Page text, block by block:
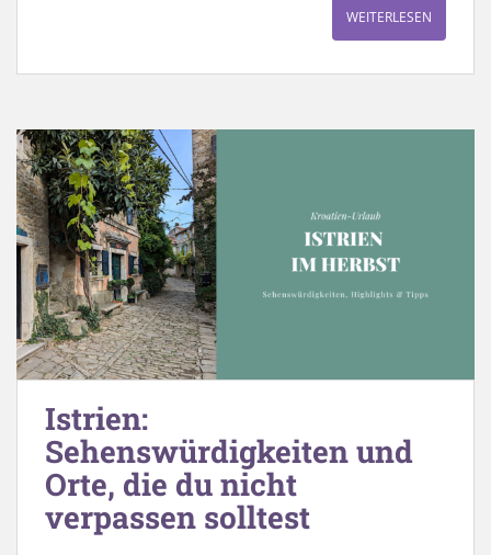
WEITERLESEN
Istrien:
Sehenswürdigkeiten und
Orte, die du nicht
verpassen solltest